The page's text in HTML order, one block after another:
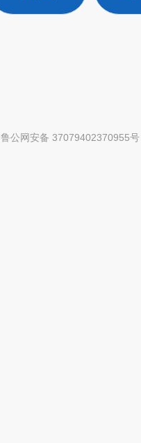
鲁公网安备 37079402370955号